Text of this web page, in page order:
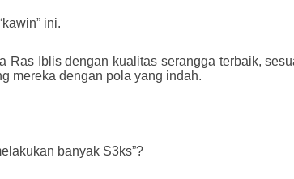
ini.
Iblis dengan kualitas serangga terbaik,
mereka dengan pola yang indah.
banyak S3ks”?